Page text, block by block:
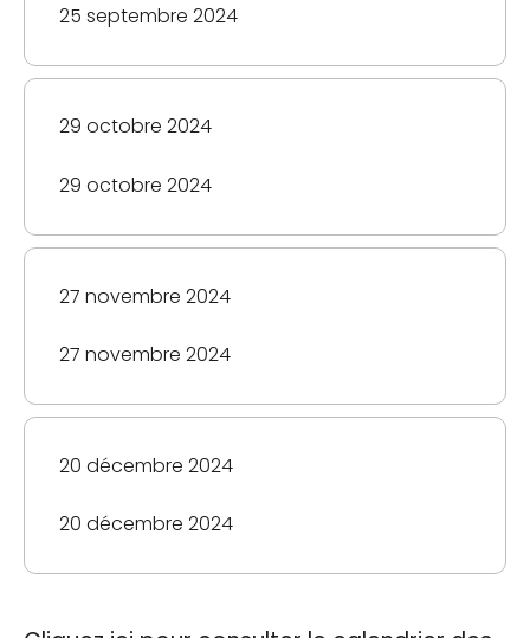
25 septembre 2024
29 octobre 2024
29 octobre 2024
27 novembre 2024
27 novembre 2024
20 décembre 2024
20 décembre 2024